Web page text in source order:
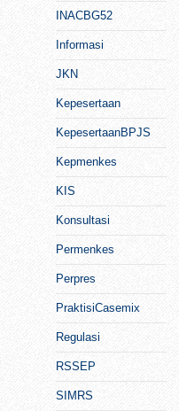
INACBG52
Informasi
JKN
Kepesertaan
KepesertaanBPJS
Kepmenkes
KIS
Konsultasi
Permenkes
Perpres
PraktisiCasemix
Regulasi
RSSEP
SIMRS